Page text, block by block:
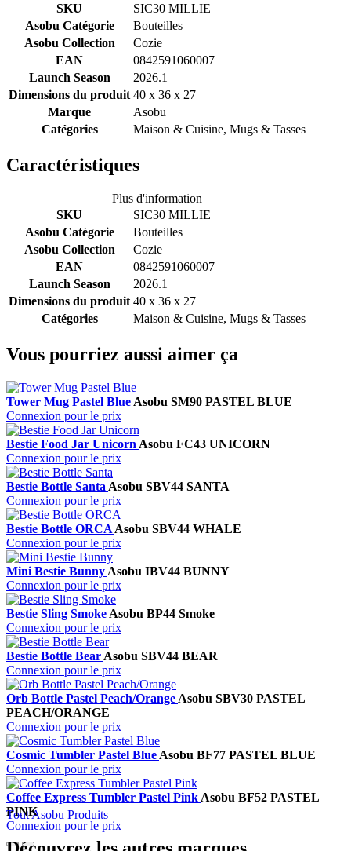
SKU
SIC30 MILLIE
Asobu Catégorie
Bouteilles
Asobu Collection
Cozie
EAN
0842591060007
Launch Season
2026.1
Dimensions du produit 40 x 36 x 27
Marque
Asobu
Catégories
Maison & Cuisine, Mugs & Tasses
Caractéristiques
Plus d'information
SKU
SIC30 MILLIE
Asobu Catégorie
Bouteilles
Asobu Collection
Cozie
EAN
0842591060007
Launch Season
2026.1
Dimensions du produit 40 x 36 x 27
Catégories
Maison & Cuisine, Mugs & Tasses
Vous pourriez aussi aimer ça
Tower Mug Pastel Blue Asobu SM90 PASTEL BLUE
Connexion pour le prix
Bestie Food Jar Unicorn Asobu FC43 UNICORN
Connexion pour le prix
Bestie Bottle Santa Asobu SBV44 SANTA
Connexion pour le prix
Bestie Bottle ORCA Asobu SBV44 WHALE
Connexion pour le prix
Mini Bestie Bunny Asobu IBV44 BUNNY
Connexion pour le prix
Bestie Sling Smoke Asobu BP44 Smoke
Connexion pour le prix
Bestie Bottle Bear Asobu SBV44 BEAR
Connexion pour le prix
Orb Bottle Pastel Peach/Orange Asobu SBV30 PASTEL
PEACH/ORANGE
Connexion pour le prix
Cosmic Tumbler Pastel Blue Asobu BF77 PASTEL BLUE
Connexion pour le prix
Coffee Express Tumbler Pastel Pink Asobu BF52 PASTEL
PINK
Connexion pour le prix
Tout Asobu Produits